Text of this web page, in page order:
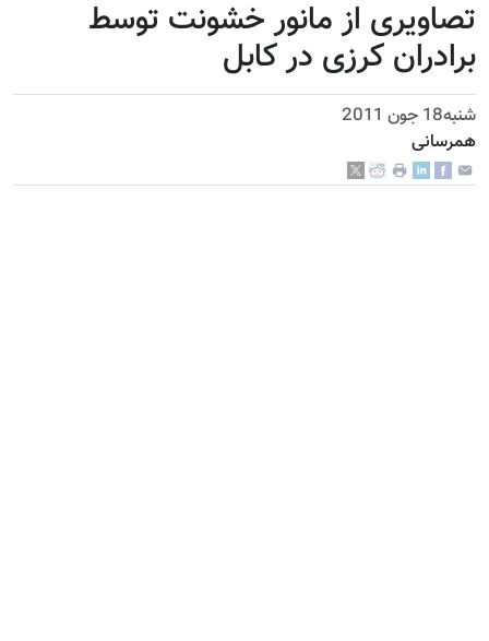
تصاویری از مانور خشونت توسط
برادران کرزی در کابل
شنبه18 جون 2011
همرسانی